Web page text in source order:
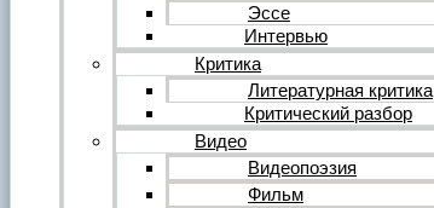
Эссе
Интервью
Критика
Литературная критика
Критический разбор
Видео
Видеопоэзия
Фильм